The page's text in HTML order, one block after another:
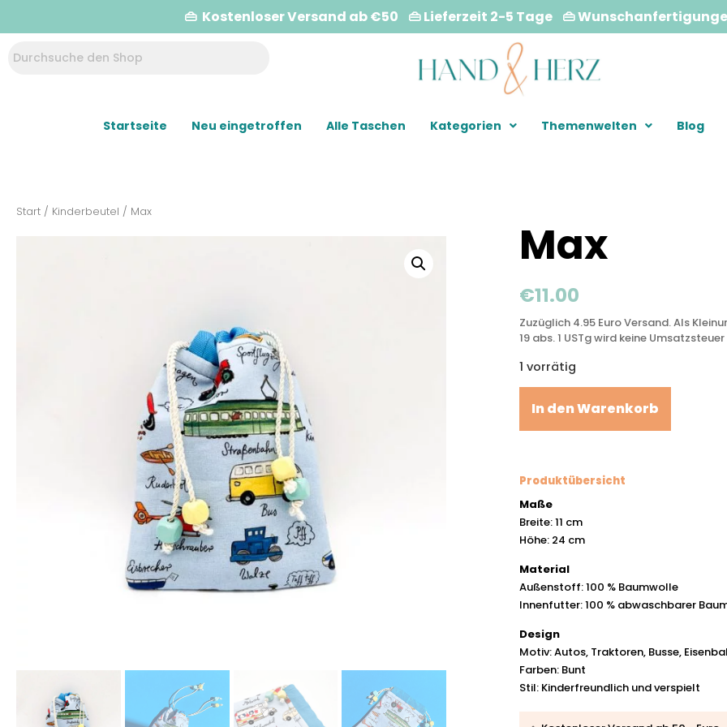
👜 Kostenloser Versand ab €50 👜 Lieferzeit 2-5 Tage 👜
Startseite Neu eingetroffen Alle Taschen Kategorien Themenwelten Blog
Start / Kinderbeutel / Max
Max
€11.00
Zuzüglich 4.95 Euro Versand. Als
19 abs. 1 USTg wird keine
1 vorrätig
In den Warenkorb
Produktübersicht
Maße
Breite: 11 cm
Höhe: 24 cm
Material
Außenstoff: 100 % Baumwolle
Innenfutter: 100 % abwaschbarer
Design
Motiv: Autos, Traktoren, Busse,
Farben: Bunt
Stil: Kinderfreundlich und verspielt